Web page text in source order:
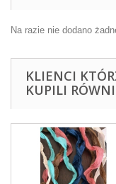
Na razie nie dodano
KLIENCI
KUPILI